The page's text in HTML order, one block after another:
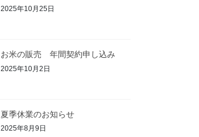
2025年10月25日
お米の販売 年間契約申し込み
2025年10月2日
夏季休業のお知らせ
2025年8月9日